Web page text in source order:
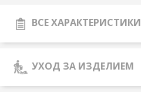
ВСЕ ХАРАКТЕРИСТИКИ
УХОД ЗА ИЗДЕЛИЕМ